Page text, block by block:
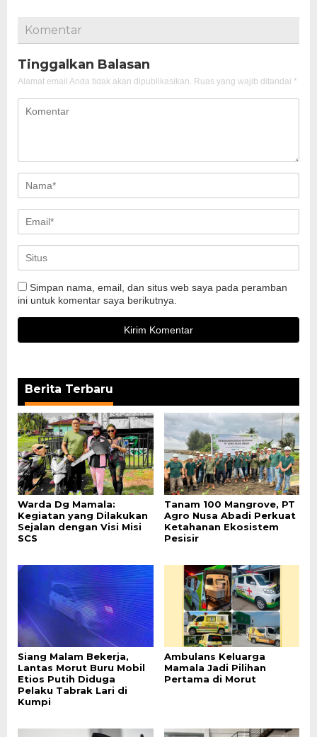
Komentar
Tinggalkan Balasan
Alamat email Anda tidak akan dipublikasikan. Ruas yang wajib ditandai *
Simpan nama, email, dan situs web saya pada peramban
ini untuk komentar saya berikutnya.
Berita Terbaru
Warda Dg Mamala:
Kegiatan yang Dilakukan
Sejalan dengan Visi Misi
SCS
Tanam 100 Mangrove, PT
Agro Nusa Abadi Perkuat
Ketahanan Ekosistem
Pesisir
Siang Malam Bekerja,
Lantas Morut Buru Mobil
Etios Putih Diduga
Pelaku Tabrak Lari di
Kumpi
Ambulans Keluarga
Mamala Jadi Pilihan
Pertama di Morut